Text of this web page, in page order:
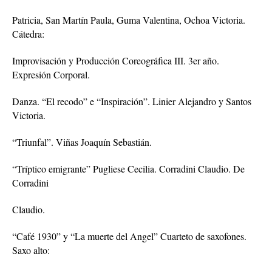
Patricia, San Martín Paula, Guma Valentina, Ochoa Victoria.
Cátedra:
Improvisación y Producción Coreográfica III. 3er año.
Expresión Corporal.
Danza. “El recodo” e “Inspiración”. Linier Alejandro y Santos
Victoria.
“Triunfal”. Viñas Joaquín Sebastián.
“Tríptico emigrante” Pugliese Cecilia. Corradini Claudio. De
Corradini
Claudio.
“Café 1930” y “La muerte del Angel” Cuarteto de saxofones.
Saxo alto: